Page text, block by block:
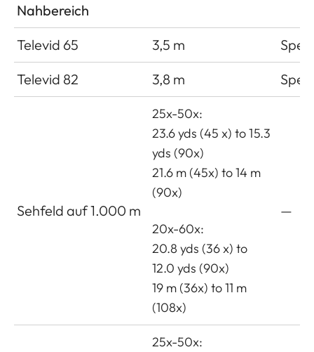
Nahbereich
Televid 65
3,5 m
Televid 82
3,8 m
Sehfeld auf 1.000 m
25x-50x:
23.6 yds (45 x) to 15.3
yds (90x)
21.6 m (45x) to 14 m
(90x)
20x-60x:
20.8 yds (36 x) to
12.0 yds (90x)
19 m (36x) to 11 m
(108x)
—
25x-50x: